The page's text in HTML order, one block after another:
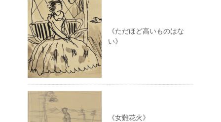
《ただほど高いものはな
い》
《女難花火》